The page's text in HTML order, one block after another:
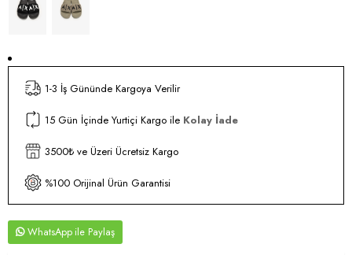
1-3 İş Gününde Kargoya Verilir
15 Gün İçinde Yurtiçi Kargo ile Kolay İade
3500₺ ve Üzeri Ücretsiz Kargo
%100 Orijinal Ürün Garantisi
WhatsApp